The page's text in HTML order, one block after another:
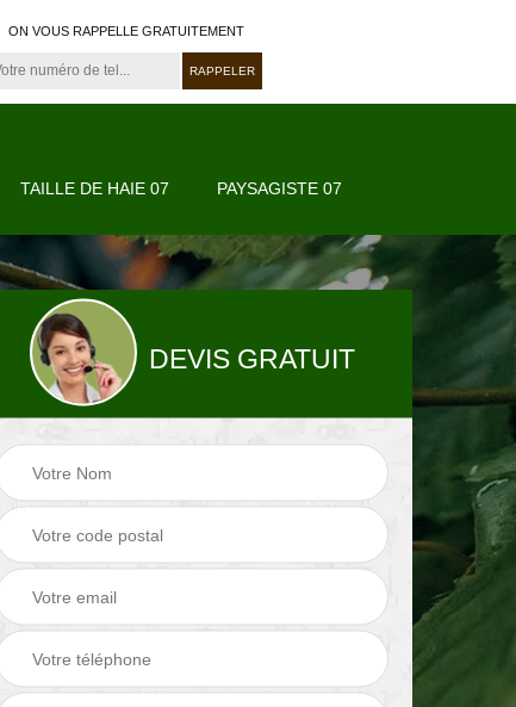
ON VOUS RAPPELLE GRATUITEMENT
TAILLE DE HAIE 07 PAYSAGISTE 07
Paysagiste 07 Jardinier 07
DEVIS GRATUIT